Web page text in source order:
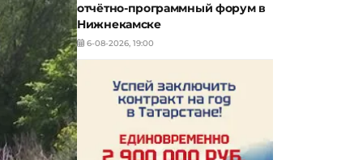
отчётно-программный форум в
Нижнекамске
6-08-2026, 19:00